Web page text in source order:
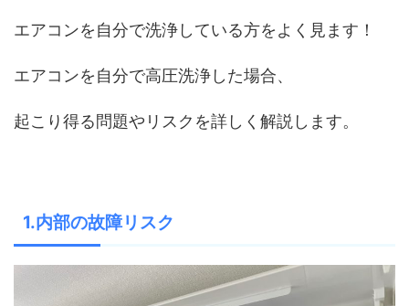
エアコンを自分で洗浄している方をよく見ます！
エアコンを自分で高圧洗浄した場合、
起こり得る問題やリスクを詳しく解説します。
1.内部の故障リスク